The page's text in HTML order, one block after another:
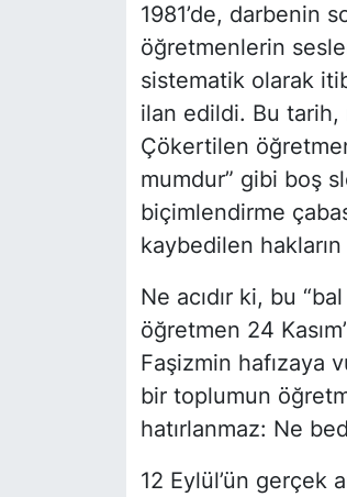
1981’de, darbenin
öğretmenlerin
sistematik olarak
ilan edildi. Bu tarih,
Çökertilen
mumdur” gibi boş
biçimlendirme
kaybedilen
Ne acıdır ki, bu
öğretmen 24
Faşizmin hafızaya
bir toplumun
hatırlanmaz: Ne
12 Eylül’ün gerçek